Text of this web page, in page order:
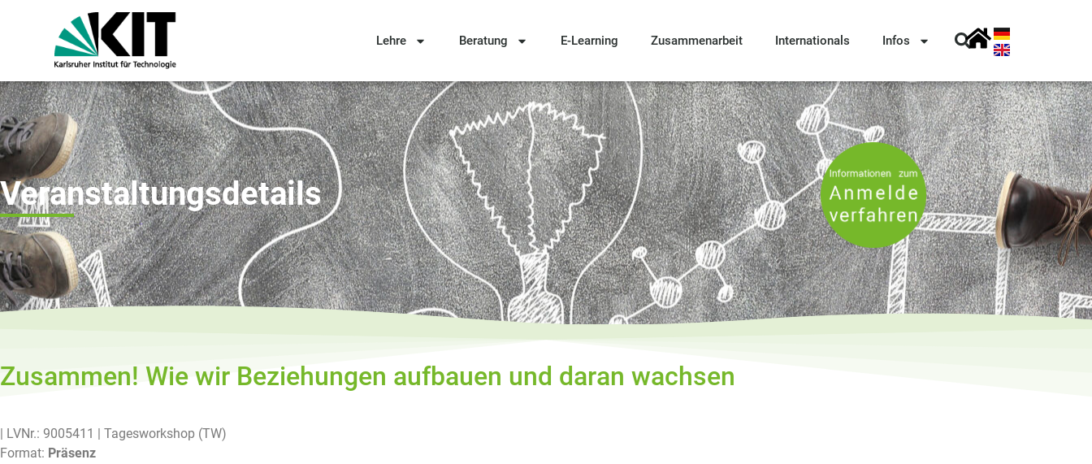
Lehre Beratung E-Learning Zusammenarbeit Internationals Infos
Veranstaltungsdetails
Zusammen! Wie wir Beziehungen aufbauen und daran wachsen
| LVNr.: 9005411
| Tagesworkshop (TW)
Format: Präsenz